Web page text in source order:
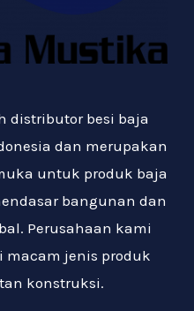
distributor besi baja
dan merupakan
untuk produk baja
bangunan dan
Perusahaan kami
macam jenis produk
konstruksi.